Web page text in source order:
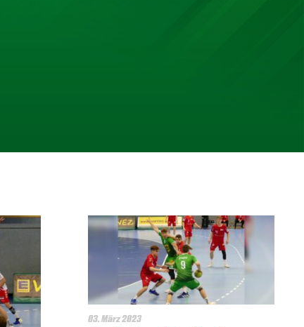
03. März 2023